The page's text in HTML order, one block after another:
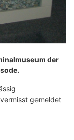
der
gemeldet